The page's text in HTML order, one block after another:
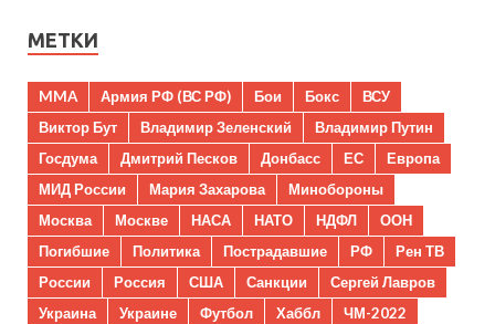
МЕТКИ
MMA Армия РФ (ВС РФ) Бои Бокс
ВСУ
Виктор Бут
Владимир Зеленский
Владимир Путин
Госдума
Дмитрий Песков Донбасс ЕС
Европа
МИД России
Мария Захарова
Минобороны
Москва
Москве НАСА НАТО НДФЛ
ООН
Погибшие
Политика Пострадавшие РФ
Рен ТВ
России
Россия США Санкции
Сергей Лавров
Украина
Украине Футбол Хаббл
ЧМ-2022